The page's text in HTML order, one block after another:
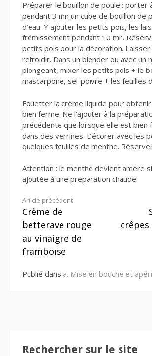
Préparer le bouillon de poule : porter
pendant 3 mn un cube de bouillon de
d’eau. Y ajouter les petits pois, les
frémissement pendant 10 mn.
petits pois pour la décoration.
refroidir. Dans un blender ou avec un
plongeant, mixer les petits pois + le
mascarpone, sel-poivre + les feuilles
Fouetter la crème liquide pour
bien ferme. Ne l’ajouter à la
précédente que lorsque elle est bien
dans des verrines. Décorer avec les
quelques feuiiles de menthe.
Attention : le menthe devient amère
ajoutée à une préparation chaude.
Lire
la
suite
Article précédent
Crème de
betterave rouge
au vinaigre de
framboise
crêpes
Publié dans a. Mise en bouche et
Rechercher sur le site